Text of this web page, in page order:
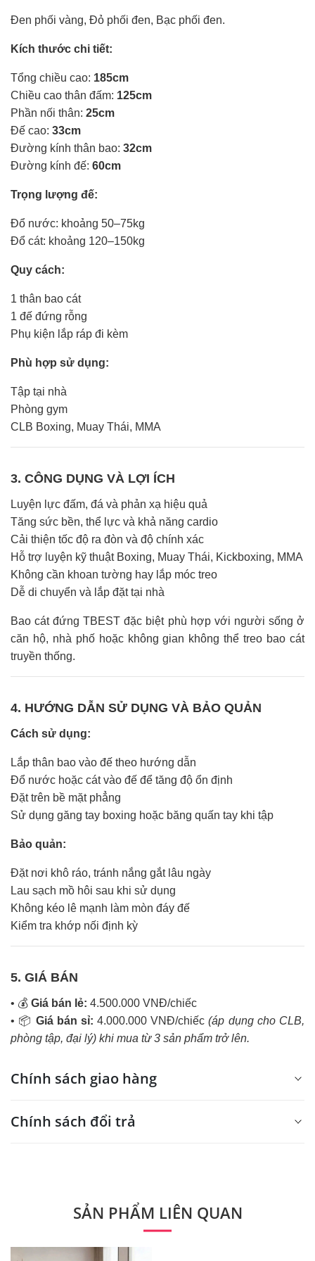
Đen phối vàng, Đỏ phối đen, Bạc phối đen.
Kích thước chi tiết:
Tổng chiều cao: 185cm
Chiều cao thân đấm: 125cm
Phần nối thân: 25cm
Đế cao: 33cm
Đường kính thân bao: 32cm
Đường kính đế: 60cm
Trọng lượng đế:
Đổ nước: khoảng 50–75kg
Đổ cát: khoảng 120–150kg
Quy cách:
1 thân bao cát
1 đế đứng rỗng
Phụ kiện lắp ráp đi kèm
Phù hợp sử dụng:
Tập tại nhà
Phòng gym
CLB Boxing, Muay Thái, MMA
3. CÔNG DỤNG VÀ LỢI ÍCH
Luyện lực đấm, đá và phản xạ hiệu quả
Tăng sức bền, thể lực và khả năng cardio
Cải thiện tốc độ ra đòn và độ chính xác
Hỗ trợ luyện kỹ thuật Boxing, Muay Thái, Kickboxing, MMA
Không cần khoan tường hay lắp móc treo
Dễ di chuyển và lắp đặt tại nhà
Bao cát đứng TBEST đặc biệt phù hợp với người sống ở
căn hộ, nhà phố hoặc không gian không thể treo bao cát
truyền thống.
4. HƯỚNG DẪN SỬ DỤNG VÀ BẢO QUẢN
Cách sử dụng:
Lắp thân bao vào đế theo hướng dẫn
Đổ nước hoặc cát vào đế để tăng độ ổn định
Đặt trên bề mặt phẳng
Sử dụng găng tay boxing hoặc băng quấn tay khi tập
Bảo quản:
Đặt nơi khô ráo, tránh nắng gắt lâu ngày
Lau sạch mồ hôi sau khi sử dụng
Không kéo lê mạnh làm mòn đáy đế
Kiểm tra khớp nối định kỳ
5. GIÁ BÁN
• 💰 Giá bán lẻ: 4.500.000 VNĐ/chiếc
• 📦 Giá bán sỉ: 4.000.000 VNĐ/chiếc(áp dụng cho CLB,
phòng tập, đại lý) khi mua từ 3 sản phẩm trở lên.
Chính sách giao hàng
Cửa hàng TM Dụng cụ TDTT TRUNG SPORT thực hiện
giao dịch bán hàng & thu tiền tại nhà trên phạm vi toàn
Chính sách đổi trả
TRUNG SPORT sẽ thực hiện việc đổi/trả hàng và hoàn
tiền cho khách hàng trong những trường hợp sau.
SẢN PHẨM LIÊN QUAN